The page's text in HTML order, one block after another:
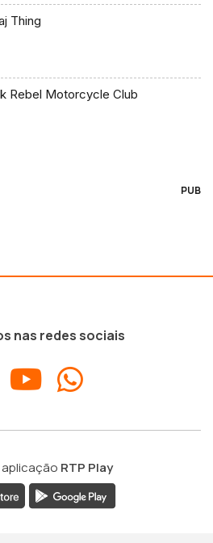
Thing
Rebel Motorcycle Club
PUB
nas redes sociais
RTP Play